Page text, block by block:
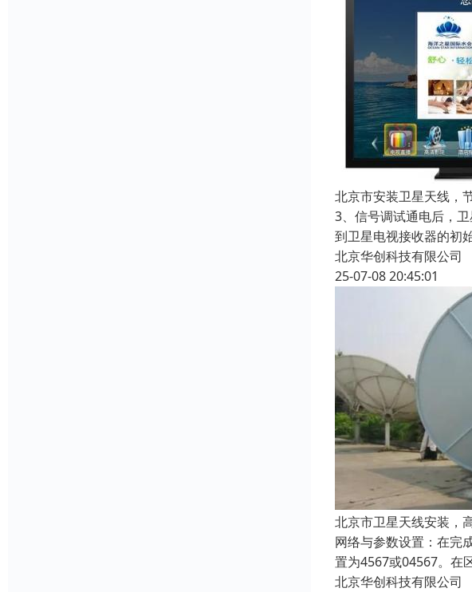
北京市安装卫星天线，
3、信号调试通电后，
到卫星电视接收器的初
北京华创科技有限公司
25-07-08 20:45:01
北京市卫星天线安装，
网络与参数设置：在完
置为4567或04567。在
北京华创科技有限公司